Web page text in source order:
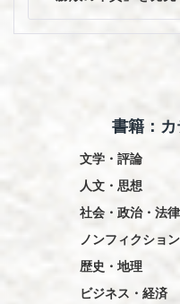
シ
書籍：
文学・評論
人文・思想
社会・政治・法律
ノンフィクション
歴史・地理
ビジネス・経済